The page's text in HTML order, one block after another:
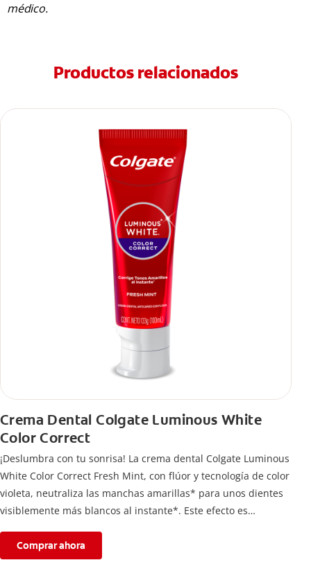
médico.
Productos relacionados
Crema Dental Colgate Luminous White
Color Correct
¡Deslumbra con tu sonrisa! La crema dental Colgate Luminous
White Color Correct Fresh Mint, con flúor y tecnología de color
violeta, neutraliza las manchas amarillas* para unos dientes
visiblemente más blancos al instante*. Este efecto es
protege el esmalte dental.
*El efecto es temporal.
Comprar ahora